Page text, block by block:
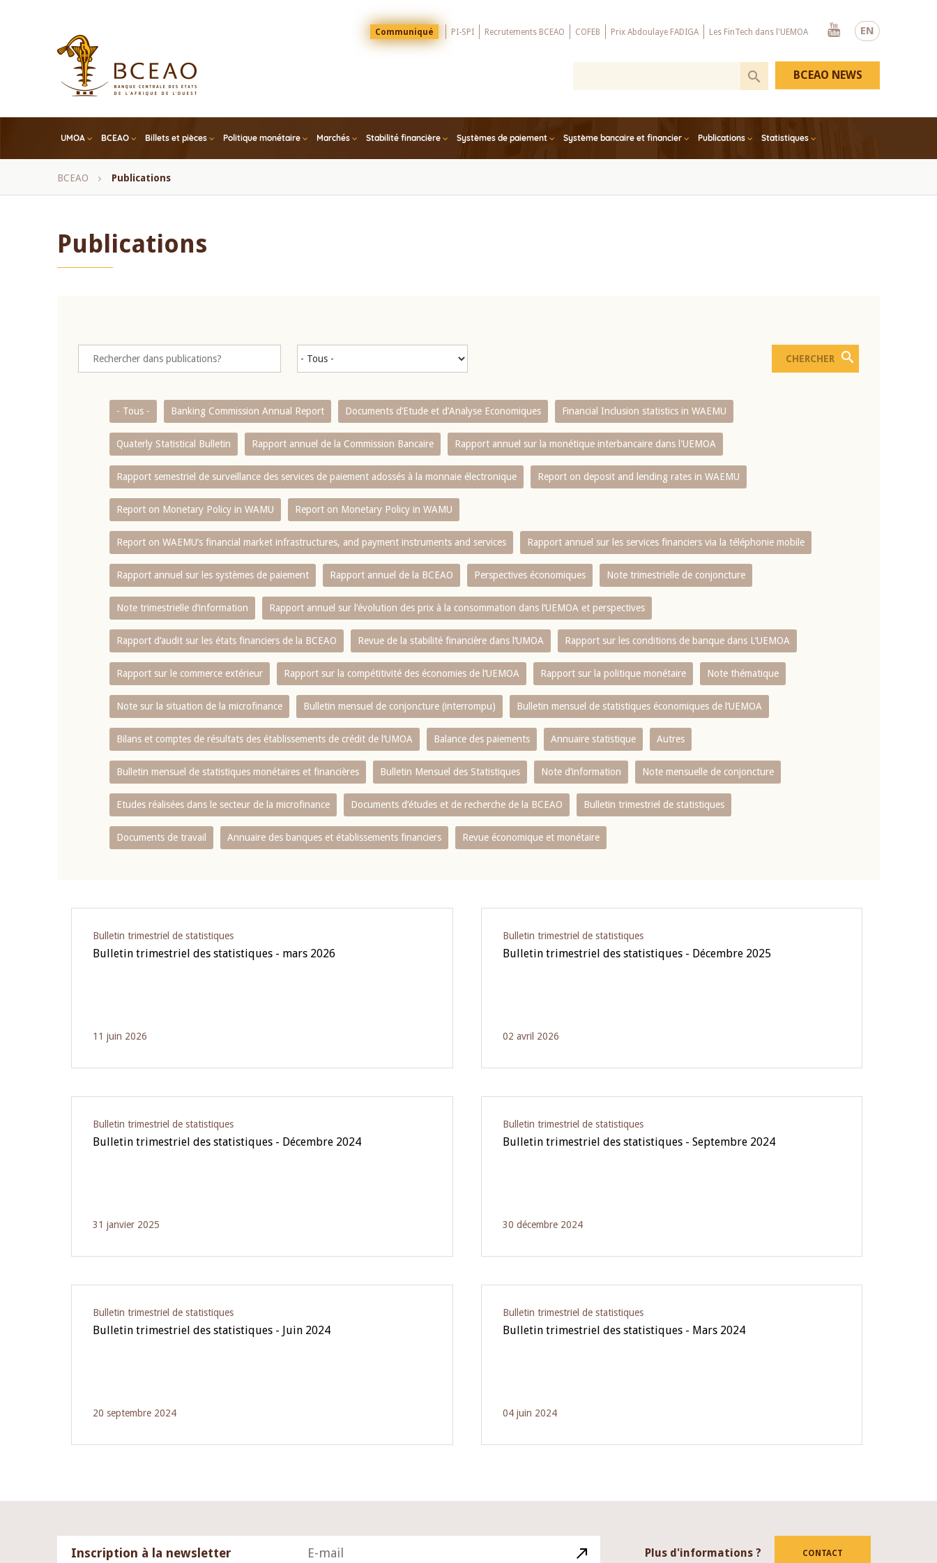
EN
Menu
Top
Communiqué PI-SPI Recrutements BCEAO COFEB Prix Abdoulaye FADIGA Les FinTech dans l'UEMOA
Youtube
UMOA BCEAO Billets et pièces Politique monétaire Marchés Stabilité financière Systèmes de paiement Système bancaire et financier Publications Statistiques
BCEAO NEWS
Fil
BCEAO Publications
Publications
- Tous - Banking Commission Annual Report Documents d’Etude et d’Analyse Economiques Financial Inclusion statistics in WAEMU
Quaterly Statistical Bulletin Rapport annuel de la Commission Bancaire Rapport annuel sur la monétique interbancaire dans l'UEMOA
Rapport semestriel de surveillance des services de paiement adossés à la monnaie électronique Report on deposit and lending rates in WAEMU
Report on Monetary Policy in WAMU Report on Monetary Policy in WAMU
Report on WAEMU’s financial market infrastructures, and payment instruments and services Rapport annuel sur les services financiers via la téléphonie mobile
Rapport annuel sur les systèmes de paiement Rapport annuel de la BCEAO Perspectives économiques Note trimestrielle de conjoncture
Note trimestrielle d‘information Rapport annuel sur l‘évolution des prix à la consommation dans l‘UEMOA et perspectives
Rapport d‘audit sur les états financiers de la BCEAO Revue de la stabilité financière dans l‘UMOA Rapport sur les conditions de banque dans L‘UEMOA
Rapport sur le commerce extérieur Rapport sur la compétitivité des économies de l‘UEMOA Rapport sur la politique monétaire Note thématique
Note sur la situation de la microfinance Bulletin mensuel de conjoncture (interrompu) Bulletin mensuel de statistiques économiques de l‘UEMOA
Bilans et comptes de résultats des établissements de crédit de l‘UMOA Balance des paiements Annuaire statistique Autres
Bulletin mensuel de statistiques monétaires et financières Bulletin Mensuel des Statistiques Note d’information Note mensuelle de conjoncture
Etudes réalisées dans le secteur de la microfinance Documents d’études et de recherche de la BCEAO Bulletin trimestriel de statistiques
Documents de travail Annuaire des banques et établissements financiers Revue économique et monétaire
Bulletin trimestriel de statistiques
Bulletin trimestriel des statistiques - mars 2026
11 juin 2026
Bulletin trimestriel de statistiques
Bulletin trimestriel des statistiques - Décembre 2025
02 avril 2026
Bulletin trimestriel de statistiques
Bulletin trimestriel des statistiques - Décembre 2024
31 janvier 2025
Bulletin trimestriel de statistiques
Bulletin trimestriel des statistiques - Septembre 2024
30 décembre 2024
Bulletin trimestriel de statistiques
Bulletin trimestriel des statistiques - Juin 2024
20 septembre 2024
Bulletin trimestriel de statistiques
Bulletin trimestriel des statistiques - Mars 2024
04 juin 2024
Inscription à la newsletter Plus d'informations ? CONTACT